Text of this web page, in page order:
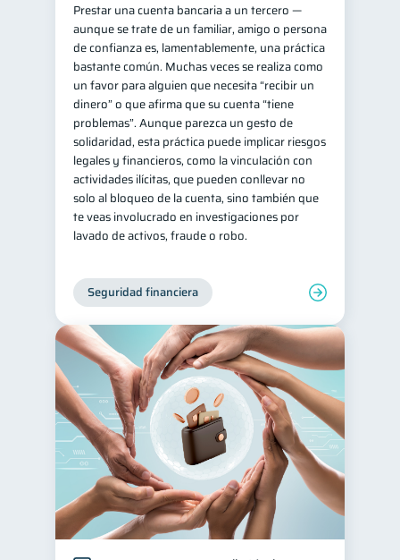
Prestar una cuenta bancaria a un tercero —
aunque se trate de un familiar, amigo o persona
de confianza es, lamentablemente, una práctica
bastante común. Muchas veces se realiza como
un favor para alguien que necesita “recibir un
dinero” o que afirma que su cuenta “tiene
problemas”. Aunque parezca un gesto de
solidaridad, esta práctica puede implicar riesgos
legales y financieros, como la vinculación con
actividades ilícitas, que pueden conllevar no
solo al bloqueo de la cuenta, sino también que
te veas involucrado en investigaciones por
lavado de activos, fraude o robo.
Seguridad financiera